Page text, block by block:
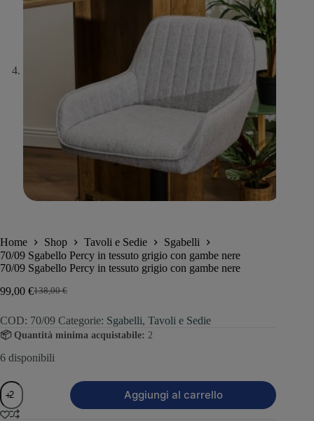
Home Shop Tavoli e Sedie
Sgabelli
70/09 Sgabello Percy in tessuto grigio con gambe nere
70/09 Sgabello Percy in tessuto grigio con gambe nere
138,00€
99,00 €
COD: 70/09 Categorie: Sgabelli, Tavoli e Sedie
📦 Quantità minima acquistabile: 2
6 disponibili
Aggiungi al carrello